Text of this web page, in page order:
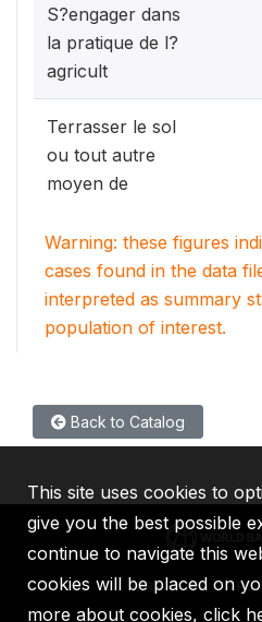
S?engager dans
la pratique de l?
agricult
Terrasser le sol
ou tout autre
moyen de
Warning: these figures
cases found in the data
interpreted as summary
population of interest.
Back to Catalog
IBRD IDA IFC
This site uses cookies to
give you the best possible
continue to navigate this
cookies will be placed on
more about cookies, click